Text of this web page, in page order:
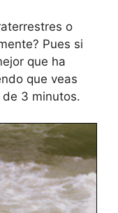
o
Pues si
que ha
que veas
3 minutos.